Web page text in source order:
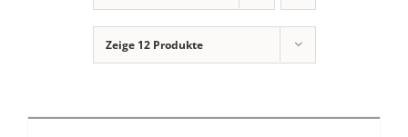
Zeige 12 Produkte